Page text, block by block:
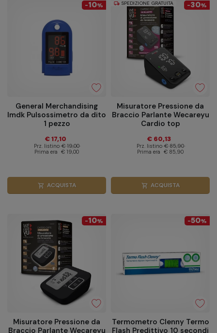
-10%
General Merchandising
Imdk Pulsossimetro da dito
1 pezzo
€ 17,10
Prz. listino € 19,00
Prima era € 19,00
shopping_cart ACQUISTA
local_shipping SPEDIZIONE GRATUITA -30%
Misuratore Pressione da
Braccio Parlante Wecareyu
Cardio top
€ 60,13
Prz. listino € 85,90
Prima era € 85,90
shopping_cart ACQUISTA
-10%
Misuratore Pressione da
Braccio Parlante Wecareyu
-50%
Termometro Clenny Termo
Flash Predittivo 10 secondi